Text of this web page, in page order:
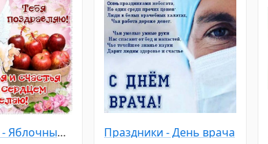
Праздники - Яблочный Спас Праздники - День врача